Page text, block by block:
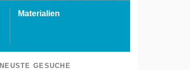
Materialien
NEUSTE GESUCHE